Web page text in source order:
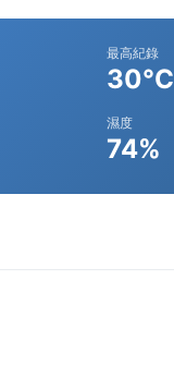
最高紀錄
30°C
濕度
74%